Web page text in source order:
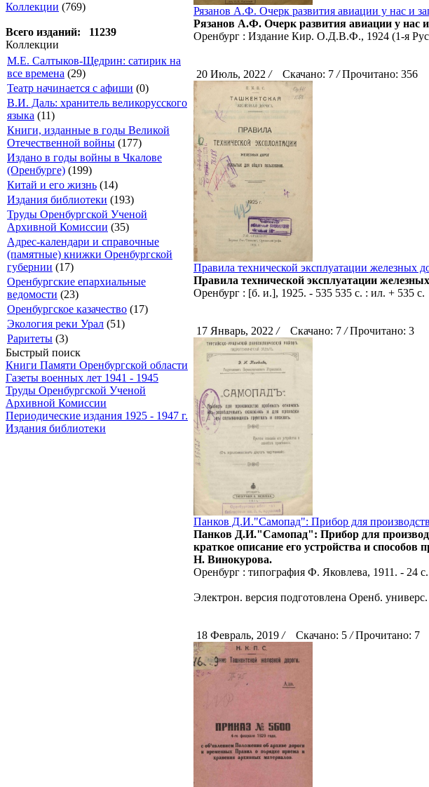
Коллекции (769)
Всего изданий: 11239
Коллекции
М.Е. Салтыков-Щедрин: сатирик на
все времена (29)
Театр начинается с афиши (0)
В.И. Даль: хранитель великорусского
языка (11)
Книги, изданные в годы Великой
Отечественной войны (177)
Издано в годы войны в Чкалове
(Оренбурге) (199)
Китай и его жизнь (14)
Издания библиотеки (193)
Труды Оренбургской Ученой
Архивной Комиссии (35)
Адрес-календари и справочные
(памятные) книжки Оренбургской
губернии (17)
Оренбургские епархиальные
ведомости (23)
Оренбургское казачество (17)
Экология реки Урал (51)
Раритеты (3)
Быстрый поиск
Книги Памяти Оренбургской области
Газеты военных лет 1941 - 1945
Труды Оренбургской Ученой
Архивной Комиссии
Периодические издания 1925 - 1947 г.
Издания библиотеки
Рязанов А.Ф. Очерк развития авиации у нас и
Рязанов А.Ф. Очерк развития авиации у нас
Оренбург : Издание Кир. О.Д.В.Ф., 1924 (1-я
20 Июль, 2022 /Скачано: 7 /Прочитано: 356
Правила технической эксплуатации железных
Правила технической эксплуатации
Оренбург : [б. и.], 1925. - 535 535 с. : ил. + 535 с.
17 Январь, 2022 /Скачано: 7 /Прочитано: 3
Панков Д.И."Самопад": Прибор для
Панков Д.И."Самопад": Прибор для
краткое описание его устройства и
Н. Винокурова.
Оренбург : типография Ф. Яковлева, 1911. - 24 с.
Электрон. версия подготовлена Оренб.
18 Февраль, 2019 /Скачано: 5 /Прочитано: 7